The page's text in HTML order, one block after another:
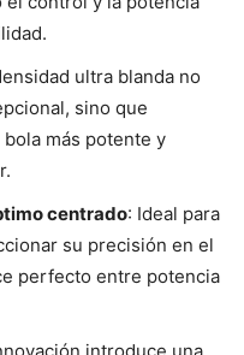
ultra blanda no
sino que
más potente y
centrado: Ideal para
su precisión en el
perfecto entre potencia